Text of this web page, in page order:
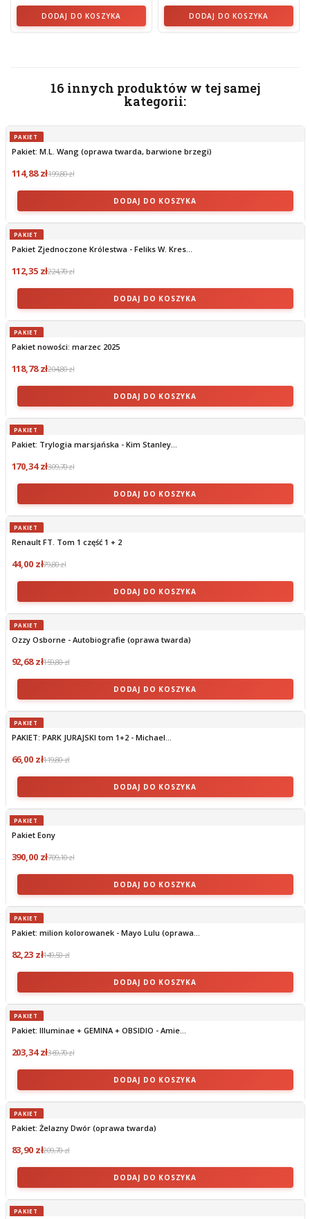
DODAJ DO KOSZYKA DODAJ DO KOSZYKA
16 innych produktów w tej samej
kategorii:
PAKIET
Pakiet: M.L. Wang (oprawa twarda, barwione brzegi)
114,88 zł199,80 zł
DODAJ DO KOSZYKA
PAKIET
Pakiet Zjednoczone Królestwa - Feliks W. Kres...
112,35 zł224,70 zł
DODAJ DO KOSZYKA
PAKIET
Pakiet nowości: marzec 2025
118,78 zł204,80 zł
DODAJ DO KOSZYKA
PAKIET
Pakiet: Trylogia marsjańska - Kim Stanley...
170,34 zł309,70 zł
DODAJ DO KOSZYKA
PAKIET
Renault FT. Tom 1 część 1 + 2
44,00 zł79,80 zł
DODAJ DO KOSZYKA
PAKIET
Ozzy Osborne - Autobiografie (oprawa twarda)
92,68 zł159,80 zł
DODAJ DO KOSZYKA
PAKIET
PAKIET: PARK JURAJSKI tom 1+2 - Michael...
66,00 zł119,80 zł
DODAJ DO KOSZYKA
PAKIET
Pakiet Eony
390,00 zł709,10 zł
DODAJ DO KOSZYKA
PAKIET
Pakiet: milion kolorowanek - Mayo Lulu (oprawa...
82,23 zł149,50 zł
DODAJ DO KOSZYKA
PAKIET
Pakiet: Illuminae + GEMINA + OBSIDIO - Amie...
203,34 zł369,70 zł
DODAJ DO KOSZYKA
PAKIET
Pakiet: Żelazny Dwór (oprawa twarda)
83,90 zł209,70 zł
DODAJ DO KOSZYKA
PAKIET